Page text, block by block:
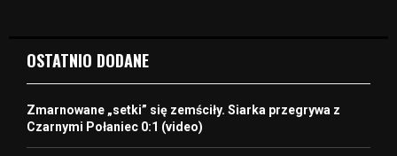
OSTATNIO DODANE
Zmarnowane „setki” się zemściły. Siarka przegrywa z
Czarnymi Połaniec 0:1 (video)